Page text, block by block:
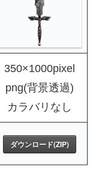
350×1000pixel
png(背景透過)
カラバリなし
ダウンロード(ZIP)